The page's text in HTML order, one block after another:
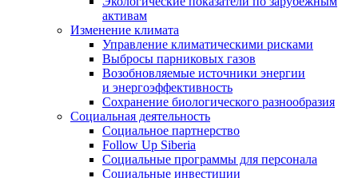
активам
Изменение климата
Управление климатическими рисками
Выбросы парниковых газов
Возобновляемые источники энергии
и энергоэффективность
Сохранение биологического разнообразия
Социальная деятельность
Социальное партнерство
Follow Up Siberia
Социальные программы для персонала
Социальные инвестиции